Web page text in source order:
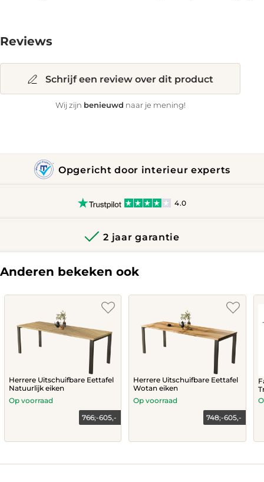
Reviews
Schrijf een review over dit product
Wij zijn benieuwd naar je mening!
Opgericht door interieur experts
4.0
2 jaar garantie
Anderen bekeken ook
Herrere Uitschuifbare Eettafel
Natuurlijk eiken
766,-605,-
Op voorraad
This
Herrere Uitschuifbare Eettafel
Wotan eiken
748,-605,-
Op voorraad
This